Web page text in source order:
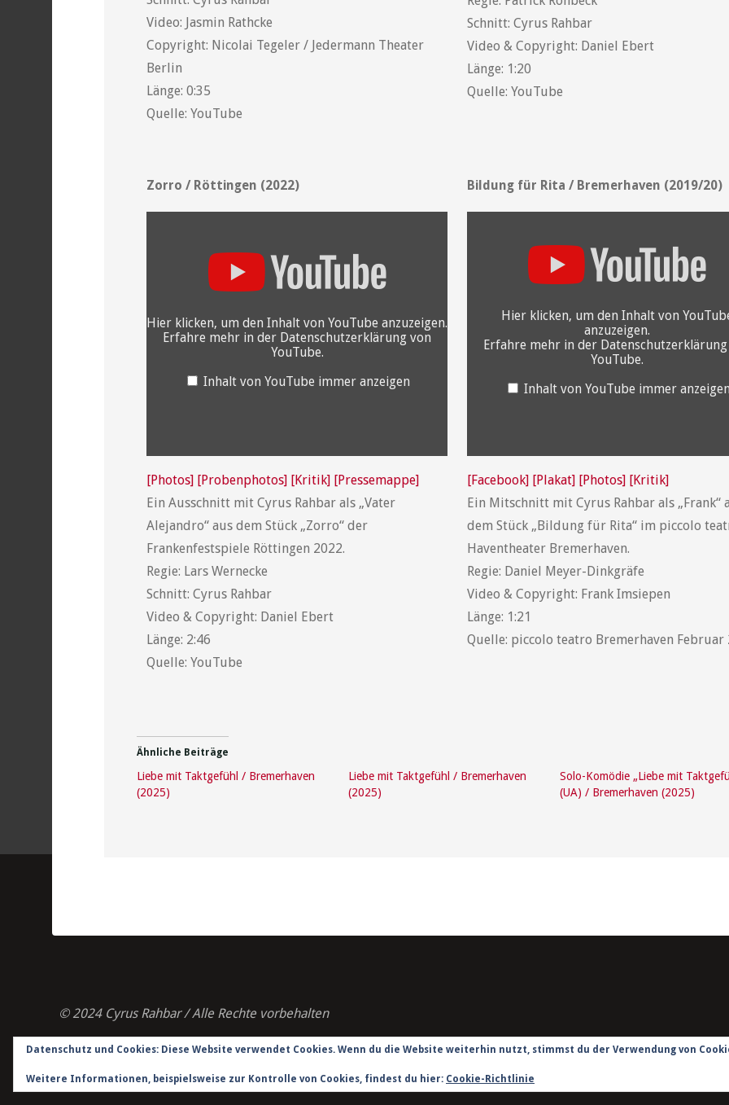
Video: Jasmin Rathcke
Copyright: Nicolai Tegeler / Jedermann Theater
Berlin
Länge: 0:35
Quelle: YouTube
Schnitt: Cyrus Rahbar
Video & Copyright: Daniel Ebert
Länge: 1:20
Quelle: YouTube
Zorro / Röttingen (2022)
Hier klicken, um den Inhalt von YouTube anzuzeigen.
Erfahre mehr in der Datenschutzerklärung von
YouTube.
Inhalt von YouTube immer anzeigen
[Photos] [Probenphotos] [Kritik] [Pressemappe]
Ein Ausschnitt mit Cyrus Rahbar als „Vater
Alejandro“ aus dem Stück „Zorro“ der
Frankenfestspiele Röttingen 2022.
Regie: Lars Wernecke
Schnitt: Cyrus Rahbar
Video & Copyright: Daniel Ebert
Länge: 2:46
Quelle: YouTube
Bildung für Rita / Bremerhaven (2019/20)
Hier klicken, um den Inhalt von
anzuzeigen.
Erfahre mehr in der
YouTube.
Inhalt von YouTube immer anzeigen
[Facebook] [Plakat] [Photos] [Kritik]
Ein Mitschnitt mit Cyrus Rahbar als „Frank“
dem Stück „Bildung für Rita“ im piccolo
Haventheater Bremerhaven.
Regie: Daniel Meyer-Dinkgräfe
Video & Copyright: Frank Imsiepen
Länge: 1:21
Quelle: piccolo teatro Bremerhaven Februar
Ähnliche Beiträge
Liebe mit Taktgefühl / Bremerhaven
(2025)
Liebe mit Taktgefühl / Bremerhaven
(2025)
Solo-Komödie „Liebe mit
(UA) / Bremerhaven (2025)
© 2024 Cyrus Rahbar / Alle Rechte vorbehalten
Impressum / Datenschutzerklärung / Kontakt
Datenschutz und Cookies: Diese Website verwendet Cookies. Wenn du die Website weiterhin nutzt, stimmst du der Verwendung von
Weitere Informationen, beispielsweise zur Kontrolle von Cookies, findest du hier: Cookie-Richtlinie